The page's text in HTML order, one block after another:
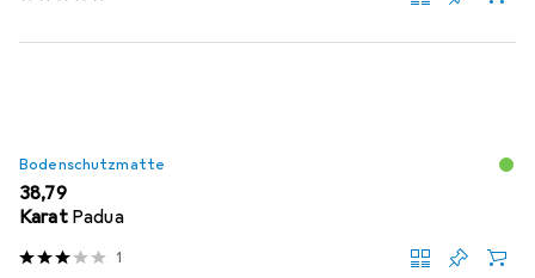
Bodenschutzmatte
EUR
38,79
Karat Padua
1